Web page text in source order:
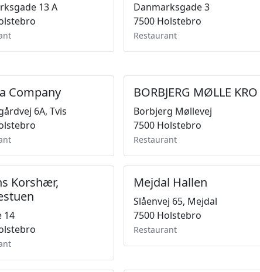
13 A
Danmarksgade 3
7500 Holstebro
Restaurant
Company
6A, Tvis
BORBJERG MØLLE KRO
Borbjerg Møllevej
7500 Holstebro
Restaurant
Korshær,
14
Mejdal Hallen
Slåenvej 65, Mejdal
7500 Holstebro
Restaurant